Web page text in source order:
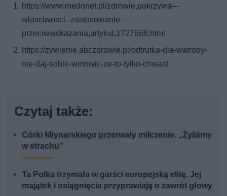
https://www.medonet.pl/zdrowie,pokrzywa---
wlasciwosci--zastosowanie--
przeciwwskazania,artykul,1727668.html
https://zywienie.abczdrowie.pl/odtrutka-dla-watroby-
nie-daj-sobie-wmowic-ze-to-tylko-chwast
Czytaj także:
Córki Młynarskiego przerwały milczenie. „Żyliśmy
w strachu”
Ta Polka trzymała w garści europejską elitę. Jej
majątek i osiągnięcia przyprawiają o zawrót głowy